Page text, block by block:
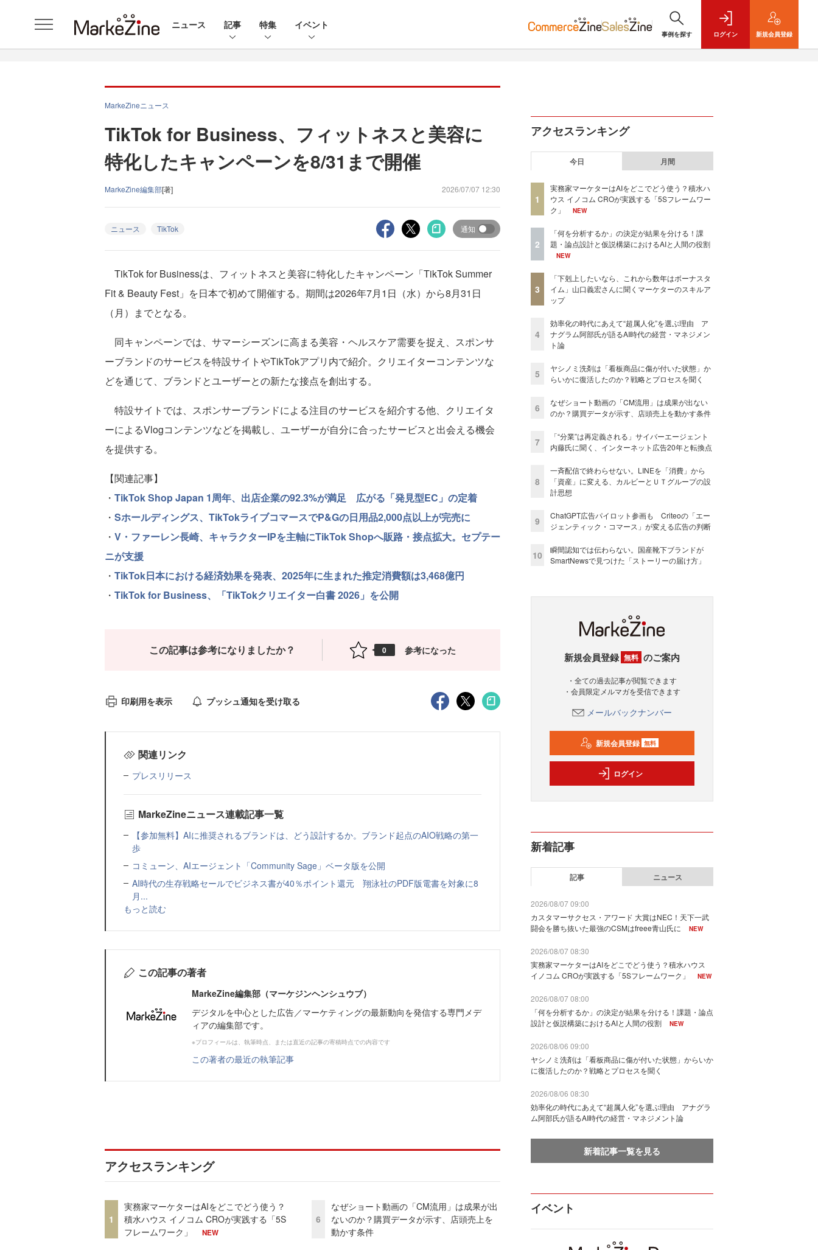
ニュース 記事 特集 イベント
事例を探す ログイン 新規会員登録
MarkeZineニュース
TikTok for Business、フィットネスと美容に
特化したキャンペーンを8/31まで開催
MarkeZine編集部[著] 2026/07/07 12:30
ニュース TikTok 通知
TikTok for Businessは、フィットネスと美容に特化したキャンペーン「TikTok Summer
Fit & Beauty Fest」を日本で初めて開催する。期間は2026年7月1日（水）から8月31日
（月）までとなる。
同キャンペーンでは、サマーシーズンに高まる美容・ヘルスケア需要を捉え、スポンサ
ーブランドのサービスを特設サイトやTikTokアプリ内で紹介。クリエイターコンテンツな
どを通じて、ブランドとユーザーとの新たな接点を創出する。
特設サイトでは、スポンサーブランドによる注目のサービスを紹介する他、クリエイタ
ーによるVlogコンテンツなどを掲載し、ユーザーが自分に合ったサービスと出会える機会
を提供する。
【関連記事】
・ TikTok Shop Japan 1周年、出店企業の92.3%が満足 広がる「発見型EC」の定着
・ Sホールディングス、TikTokライブコマースでP&Gの日用品2,000点以上が完売に
・ V・ファーレン長崎、キャラクターIPを主軸にTikTok Shopへ販路・接点拡大。セプテー
ニが支援
・ TikTok日本における経済効果を発表、2025年に生まれた推定消費額は3,468億円
・ TikTok for Business、「TikTokクリエイター白書 2026」を公開
この記事は参考になりましたか？ 0 参考になった
印刷用を表示 プッシュ通知を受け取る
関連リンク
プレスリリース
MarkeZineニュース連載記事一覧
【参加無料】AIに推奨されるブランドは、どう設計するか。ブランド起点のAIO戦略の第一
歩
コミューン、AIエージェント「Community Sage」ベータ版を公開
AI時代の生存戦略セールでビジネス書が40％ポイント還元 翔泳社のPDF版電書を対象に8
月...
もっと読む
この記事の著者
MarkeZine編集部（マーケジンヘンシュウブ）
デジタルを中心とした広告／マーケティングの最新動向を発信する専門メデ
ィアの編集部です。
※プロフィールは、執筆時点、または直近の記事の寄稿時点での内容です
この著者の最近の執筆記事
アクセスランキング
1
実務家マーケターはAIをどこでどう使う？
積水ハウス イノコム CROが実践する「5S
フレームワーク」
NEW
6
なぜショート動画の「CM流用」は成果が出
ないのか？購買データが示す、店頭売上を
動かす条件
アクセスランキング
今日 月間
1
実務家マーケターはAIをどこでどう使う？積水ハ
ウス イノコム CROが実践する「5Sフレームワー
ク」
NEW
2
「何を分析するか」の決定が結果を分ける！課
題・論点設計と仮説構築におけるAIと人間の役割
NEW
3
「下剋上したいなら、これから数年はボーナスタ
イム」山口義宏さんに聞くマーケターのスキルア
ップ
4
効率化の時代にあえて“超属人化”を選ぶ理由 ア
ナグラム阿部氏が語るAI時代の経営・マネジメン
ト論
5
ヤシノミ洗剤は「看板商品に傷が付いた状態」か
らいかに復活したのか？戦略とプロセスを聞く
6
なぜショート動画の「CM流用」は成果が出ない
のか？購買データが示す、店頭売上を動かす条件
7
「“分業”は再定義される」サイバーエージェント
内藤氏に聞く、インターネット広告20年と転換点
8
一斉配信で終わらせない。LINEを「消費」から
「資産」に変える、カルビーとＵＴグループの設
計思想
9
ChatGPT広告パイロット参画も Criteoの「エー
ジェンティック・コマース」が変える広告の判断
10
瞬間認知では伝わらない。国産靴下ブランドが
SmartNewsで見つけた「ストーリーの届け方」
新規会員登録 無料 のご案内
・全ての過去記事が閲覧できます
・会員限定メルマガを受信できます
メールバックナンバー
新規会員登録 無料
ログイン
新着記事
記事 ニュース
2026/08/07 09:00
カスタマーサクセス・アワード 大賞はNEC！天下一武
闘会を勝ち抜いた最強のCSMはfreee青山氏に
NEW
2026/08/07 08:30
実務家マーケターはAIをどこでどう使う？積水ハウス
イノコム CROが実践する「5Sフレームワーク」
NEW
2026/08/07 08:00
「何を分析するか」の決定が結果を分ける！課題・論点
設計と仮説構築におけるAIと人間の役割
NEW
2026/08/06 09:00
ヤシノミ洗剤は「看板商品に傷が付いた状態」からいか
に復活したのか？戦略とプロセスを聞く
2026/08/06 08:30
効率化の時代にあえて“超属人化”を選ぶ理由 アナグラ
ム阿部氏が語るAI時代の経営・マネジメント論
新着記事一覧を見る
イベント